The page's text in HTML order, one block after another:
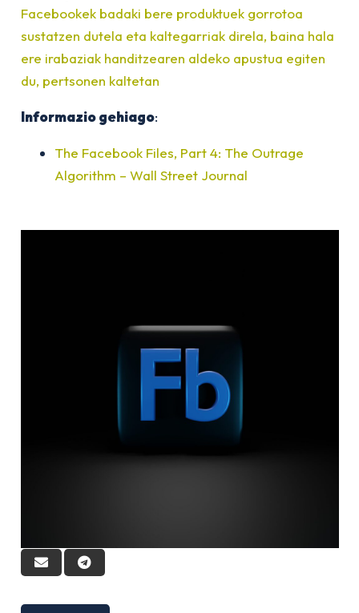
Facebookek badaki bere produktuek gorrotoa
sustatzen dutela eta kaltegarriak direla, baina hala
ere irabaziak handitzearen aldeko apustua egiten
du, pertsonen kaltetan
Informazio gehiago:
The Facebook Files, Part 4: The Outrage
Algorithm – Wall Street Journal